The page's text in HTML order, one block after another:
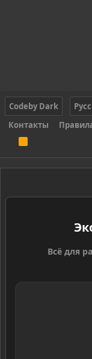
Codeby Dark
Контакты
S
Всё для